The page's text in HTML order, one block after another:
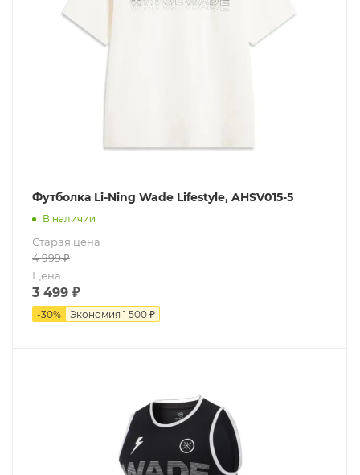
Футболка Li-Ning Wade Lifestyle, AHSV015-5
В наличии
Старая цена
4 999₽
Цена
3 499 ₽
-30% Экономия 1 500 ₽